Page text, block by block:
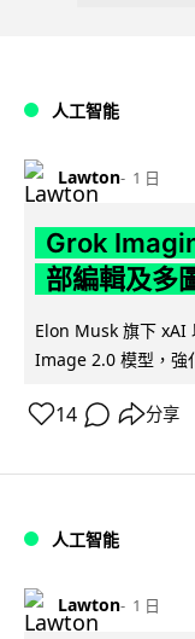
人工智能
Lawton 1 日
Grok
部編輯及多
Elon Musk 旗下 xAI
Image 2.0 模型，強
14 分享
人工智能
Lawton 1 日